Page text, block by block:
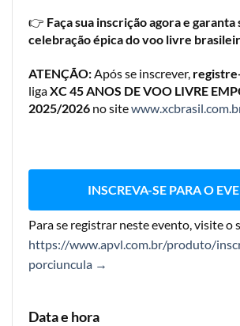
👉 Faça sua inscrição agora e garanta
celebração épica do voo livre
ATENÇÃO:Após se inscrever,
ligaXC 45 ANOS DE VOO LIVRE
2025/2026 no site
INSCREVA-SE PARA O
Para se registrar neste evento, visite o
https://www.apvl.com.br/produto/
porciuncula →
Data e hora